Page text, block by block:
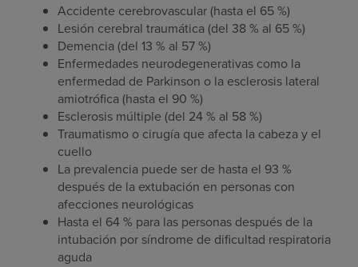
Accidente cerebrovascular (hasta el 65 %)
Lesión cerebral traumática (del 38 % al 65 %)
Demencia (del 13 % al 57 %)
Enfermedades neurodegenerativas como la
enfermedad de Parkinson o la esclerosis lateral
amiotrófica (hasta el 90 %)
Esclerosis múltiple (del 24 % al 58 %)
Traumatismo o cirugía que afecta la cabeza y el
cuello
La prevalencia puede ser de hasta el 93 %
después de la extubación en personas con
afecciones neurológicas
Hasta el 64 % para las personas después de la
intubación por síndrome de dificultad respiratoria
aguda